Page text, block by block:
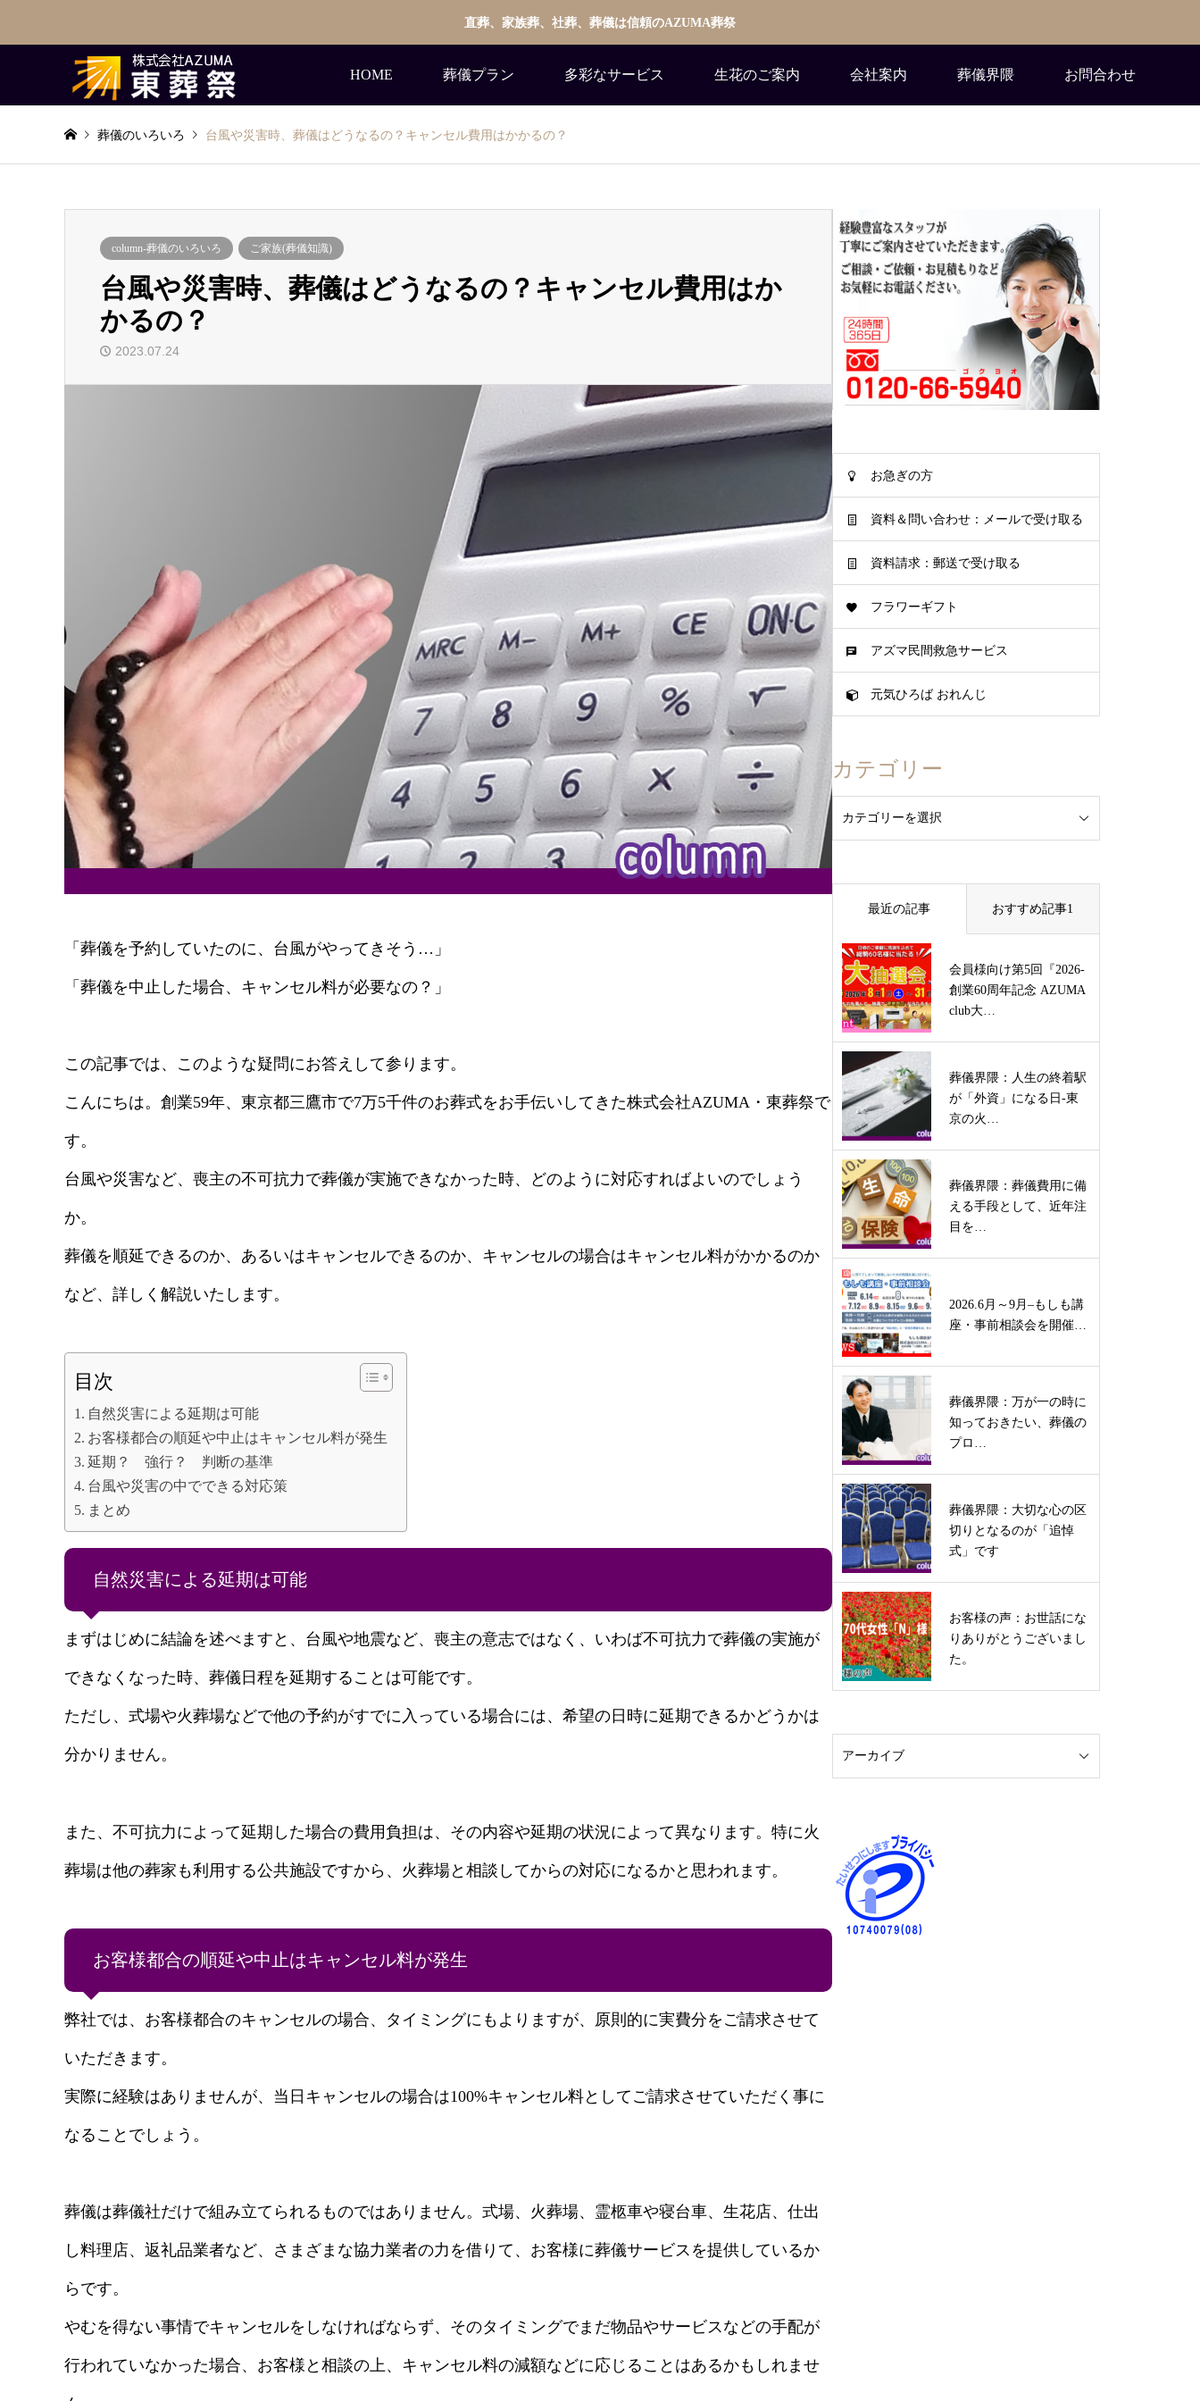
直葬、家族葬、社葬、葬儀は信頼のAZUMA葬祭
HOME 葬儀プラン 多彩なサービス 生花のご案内 会社案内 葬儀界隈 お問合わせ
葬儀のいろいろ 台風や災害時、葬儀はどうなるの？キャンセル費用はかかるの？
column-葬儀のいろいろ ご家族(葬儀知識)
台風や災害時、葬儀はどうなるの？キャンセル費用はか
かるの？
2023.07.24
「葬儀を予約していたのに、台風がやってきそう…」
「葬儀を中止した場合、キャンセル料が必要なの？」
この記事では、このような疑問にお答えして参ります。
こんにちは。創業59年、東京都三鷹市で7万5千件のお葬式をお手伝いしてきた株式会社AZUMA・東葬祭で
す。
台風や災害など、喪主の不可抗力で葬儀が実施できなかった時、どのように対応すればよいのでしょう
か。
葬儀を順延できるのか、あるいはキャンセルできるのか、キャンセルの場合はキャンセル料がかかるのか
など、詳しく解説いたします。
目次
自然災害による延期は可能
お客様都合の順延や中止はキャンセル料が発生
延期？ 強行？ 判断の基準
台風や災害の中でできる対応策
まとめ
自然災害による延期は可能
まずはじめに結論を述べますと、台風や地震など、喪主の意志ではなく、いわば不可抗力で葬儀の実施が
できなくなった時、葬儀日程を延期することは可能です。
ただし、式場や火葬場などで他の予約がすでに入っている場合には、希望の日時に延期できるかどうかは
分かりません。
また、不可抗力によって延期した場合の費用負担は、その内容や延期の状況によって異なります。特に火
葬場は他の葬家も利用する公共施設ですから、火葬場と相談してからの対応になるかと思われます。
お客様都合の順延や中止はキャンセル料が発生
弊社では、お客様都合のキャンセルの場合、タイミングにもよりますが、原則的に実費分をご請求させて
いただきます。
実際に経験はありませんが、当日キャンセルの場合は100%キャンセル料としてご請求させていただく事に
なることでしょう。
葬儀は葬儀社だけで組み立てられるものではありません。式場、火葬場、霊柩車や寝台車、生花店、仕出
し料理店、返礼品業者など、さまざまな協力業者の力を借りて、お客様に葬儀サービスを提供しているか
らです。
やむを得ない事情でキャンセルをしなければならず、そのタイミングでまだ物品やサービスなどの手配が
行われていなかった場合、お客様と相談の上、キャンセル料の減額などに応じることはあるかもしれませ
お急ぎの方
資料＆問い合わせ：メールで受け取る
資料請求：郵送で受け取る
フラワーギフト
アズマ民間救急サービス
元気ひろば おれんじ
カテゴリー
最近の記事 おすすめ記事1
会員様向け第5回『2026-
創業60周年記念 AZUMA
club大…
葬儀界隈：人生の終着駅
が「外資」になる日-東
京の火…
葬儀界隈：葬儀費用に備
える手段として、近年注
目を…
2026.6月～9月–もしも講
座・事前相談会を開催…
葬儀界隈：万が一の時に
知っておきたい、葬儀の
プロ…
葬儀界隈：大切な心の区
切りとなるのが「追悼
式」です
お客様の声：お世話にな
りありがとうございまし
た。